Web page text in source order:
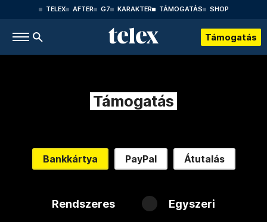
TELEX AFTER G7 KARAKTER TÁMOGATÁS SHOP
Támogatás
Támogatás
Bankkártya PayPal Átutalás
Rendszeres Egyszeri